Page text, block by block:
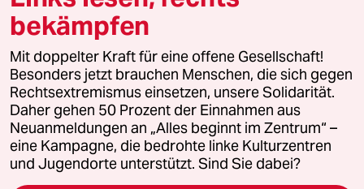
© 2026 taz Verlags und Vertriebs GmbH
Alle Rechte vorbehalten. Bei rechtlichen Fragen oder für Genehmigungen
wenden Sie sich bitte an
lizenzen@taz.de
Feedback Redaktionsstatut Kommune-Richtlinien
Leitlinie Informant Datenschutz Impressum AGB
bekämpfen
Mit doppelter Kraft für eine offene Gesellschaft!
Besonders jetzt brauchen Menschen, die sich gegen
Rechtsextremismus einsetzen, unsere Solidarität.
Daher gehen 50 Prozent der Einnahmen aus
Neuanmeldungen an „Alles beginnt im Zentrum“ –
eine Kampagne, die bedrohte linke Kulturzentren
und Jugendorte unterstützt. Sind Sie dabei?